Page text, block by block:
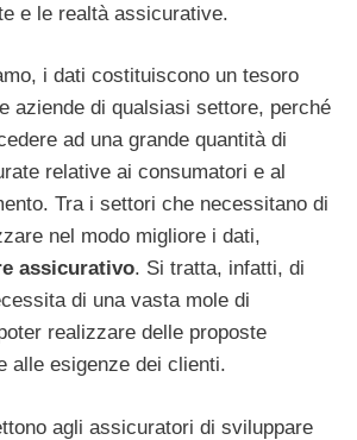
e le realtà assicurative.
i dati costituiscono un tesoro
aziende di qualsiasi settore, perché
ad una grande quantità di
relative ai consumatori e al
Tra i settori che necessitano di
nel modo migliore i dati,
assicurativo. Si tratta, infatti, di
di una vasta mole di
realizzare delle proposte
alle esigenze dei clienti.
agli assicuratori di sviluppare